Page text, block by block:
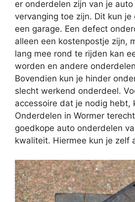
er onderdelen zijn van je
vervanging toe zijn. Dit kun
een garage. Een defect
alleen een kostenpostje zijn,
lang mee rond te rijden kan
worden en andere
Bovendien kun je hinder
slecht werkend onderdeel.
accessoire dat je nodig hebt,
Onderdelen in Wormer
goedkope auto onderdelen
kwaliteit. Hiermee kun je zelf